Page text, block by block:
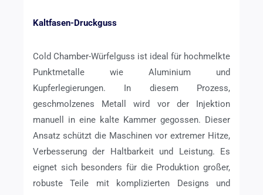
Kaltfasen-Druckguss
Cold Chamber-Würfelguss ist ideal für hochmelkte
Punktmetalle wie Aluminium und
Kupferlegierungen. In diesem Prozess,
geschmolzenes Metall wird vor der Injektion
manuell in eine kalte Kammer gegossen. Dieser
Ansatz schützt die Maschinen vor extremer Hitze,
Verbesserung der Haltbarkeit und Leistung. Es
eignet sich besonders für die Produktion großer,
robuste Teile mit komplizierten Designs und